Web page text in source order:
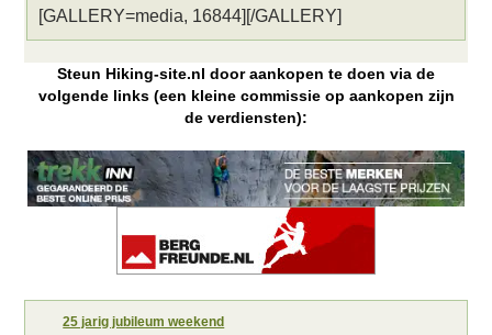
Steun Hiking-site.nl door aankopen te doen via de
volgende links (een kleine commissie op aankopen zijn
de verdiensten):
25 jarig jubileum weekend